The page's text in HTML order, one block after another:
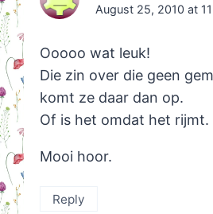
August 25, 2010 at
Ooooo wat leuk!
Die zin over die geen
komt ze daar dan op.
Of is het omdat het rijmt.
Mooi hoor.
Reply